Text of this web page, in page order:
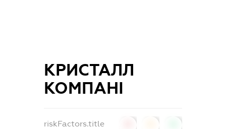
КРИСТАЛЛ
КОМПАНІ
riskFactors.title